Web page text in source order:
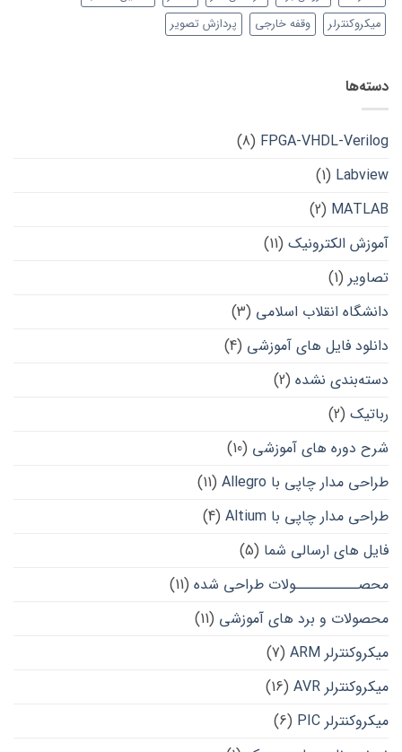
میکروکنترلر
وقفه خارجی پردازش تصویر
دسته‌ها
FPGA-VHDL-Verilog
(8)
Labview
(1)
MATLAB
(2)
آموزش الکترونیک (11)
تصاویر (1)
دانشگاه انقلاب اسلامی (3)
دانلود فایل های آموزشی (4)
دسته‌بندی نشده (2)
رباتیک (2)
شرح دوره های آموزشی (10)
طراحی مدار چاپی با Allegro
(11)
طراحی مدار چاپی با Altium
(4)
فایل های ارسالی شما (5)
محصــــــــــولات طراحی شده (11)
محصولات و برد های آموزشی (11)
میکروکنترلر ARM
(7)
میکروکنترلر AVR
(16)
میکروکنترلر PIC
(6)